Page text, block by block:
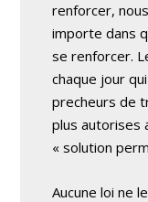
renforcer,
importe dans
se renforcer.
chaque jour
precheurs de
plus autorises
« solution
Aucune loi ne